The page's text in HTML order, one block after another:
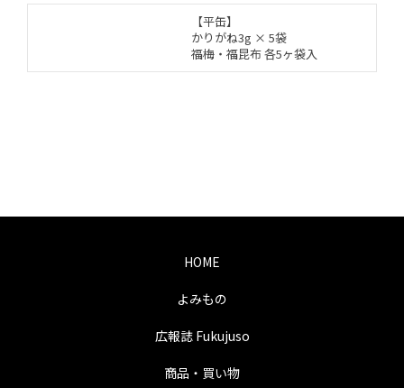
【平缶】
かりがね3g × 5袋
福梅・福昆布 各5ヶ袋入
HOME
よみもの
広報誌 Fukujuso
商品・買い物